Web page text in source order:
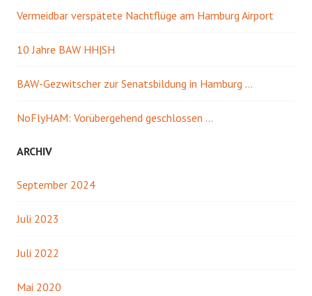
Vermeidbar verspätete Nachtflüge am Hamburg Airport
10 Jahre BAW HH|SH
BAW-Gezwitscher zur Senatsbildung in Hamburg …
NoFlyHAM: Vorübergehend geschlossen …
ARCHIV
September 2024
Juli 2023
Juli 2022
Mai 2020